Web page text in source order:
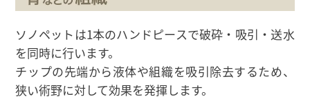
ソノペットは1本のハンドピースで破砕・吸引・送水
を同時に行います。
チップの先端から液体や組織を吸引除去するため、
狭い術野に対して効果を発揮します。